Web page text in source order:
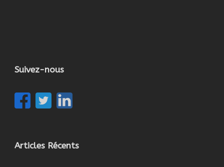
Suivez-nous
Articles Récents